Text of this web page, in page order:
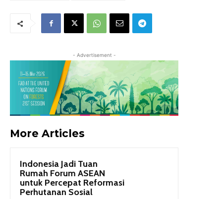
- Advertisement -
More Articles
Indonesia Jadi Tuan
Rumah Forum ASEAN
untuk Percepat Reformasi
Perhutanan Sosial